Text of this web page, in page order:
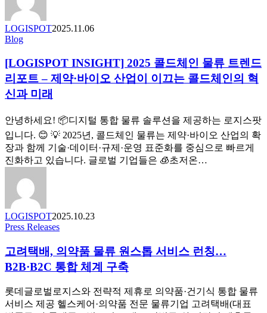
너
운
송
하
우
–
로
지
스
팟
부
산
FCL
전
문
의
심
층
Q&A
LOGISPOT2025.11.06
[LOGISPOT
2025
콜
드
체
물
류
트
렌
트
–
제
약
·
바
오
산
Blog
[LOGISPOT INSIGHT] 2025 콜드체인 물류 트렌드
리포트 – 제약·바이오 산업이 이끄는 콜드체인의 혁
신과 미래
안녕하세요! 📦디지털 통합 물류 솔루션을 제공하는 로지스팟
입니다. 😊 💡 2025년, 콜드체인 물류는 제약·바이오 산업의 확
장과 함께 기술·데이터·규제·운영 표준화를 중심으로 빠르게
진화하고 있습니다. 글로벌 기업들은 🧊초저온…
LOGISPOT2025.10.23
고
택
배,
약
품
Press Releases
고려택배, 의약품 물류 원스톱 서비스 런칭…
B2B·B2C 통합 체계 구축
롯데글로벌로지스와 전략적 제휴로 의약품·건기식 통합 물류
서비스 제공 헬스케어·의약품 전문 물류기업 고려택배(대표